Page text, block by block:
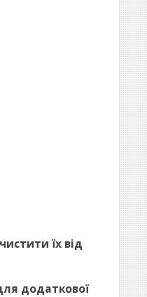
їх від
додаткової